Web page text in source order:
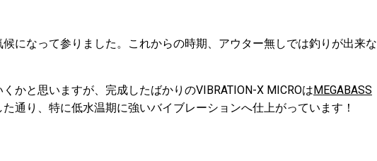
になって参りました。これからの時期、アウター無しでは釣りが出来な
かと思いますが、完成したばかりのVIBRATION-X MICROはMEGABASS
た通り、特に低水温期に強いバイブレーションへ仕上がっています！